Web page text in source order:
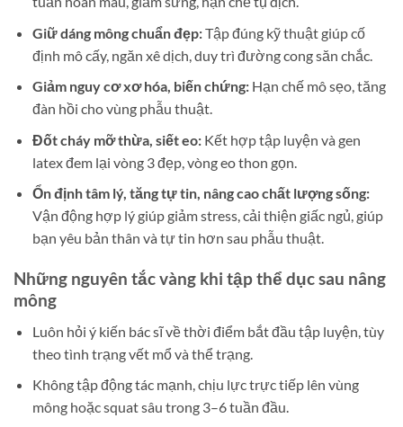
Giữ dáng mông chuẩn đẹp:Tập đúng kỹ thuật giúp cố
định mô cấy, ngăn xê dịch, duy trì đường cong săn chắc.
Giảm nguy cơ xơ hóa, biến chứng:Hạn chế mô sẹo, tăng
đàn hồi cho vùng phẫu thuật.
Đốt cháy mỡ thừa, siết eo:Kết hợp tập luyện và gen
latex đem lại vòng 3 đẹp, vòng eo thon gọn.
Ổn định tâm lý, tăng tự tin, nâng cao chất lượng sống:
Vận động hợp lý giúp giảm stress, cải thiện giấc ngủ, giúp
bạn yêu bản thân và tự tin hơn sau phẫu thuật.
Những nguyên tắc vàng khi tập thể dục sau nâng
mông
Luôn hỏi ý kiến bác sĩ về thời điểm bắt đầu tập luyện, tùy
theo tình trạng vết mổ và thể trạng.
Không tập động tác mạnh, chịu lực trực tiếp lên vùng
mông hoặc squat sâu trong 3–6 tuần đầu.